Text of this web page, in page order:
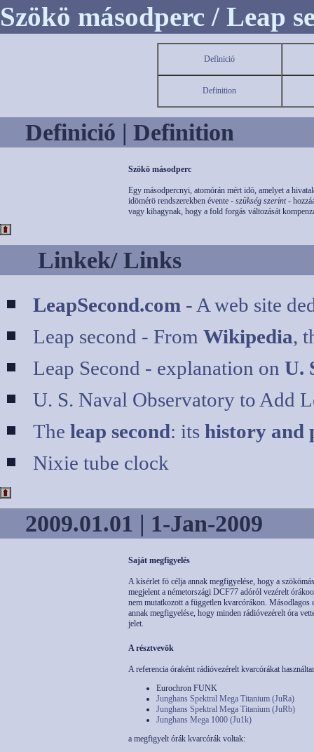
Szökö másodperc / Leap
Definició
Definition
Definició | Definition
Szökö másodperc
Egy másodpercnyi, atomórán mért idö, amelyet a
idömérö rendszerekben évente - szükség szerint-
vagy kihagynak, hogy a fold forgás változását
Linkek/ Links
LeapSecond.com - A web site
Leap second - From Wikipedia,
Leap Second - explanation on U.
U. S. Naval Observatory to Add
The leap second: its history and
Nixie tube clock
2009.01.01 | 1-Jan-2009
Saját megfigyelés
A kísérlet fö célja annak megfigyelése, hogy a
megjelent a németországi DCF77 adóról vezérelt
nem mutatkozott a független kvarcórákon. Másodlagos
annak megfigyelése, hogy minden rádióvezérelt óra
jelet.
A résztvevök
A referencia óraként rádióvezérelt kvarcórákat
Eurochron FUNK
Junghans Spektral Mega Titanium (JuRa)
Junghans Spektral Mega Titanium (JuRb)
Junghans Mega 1000 (Ju1k)
a megfigyelt órák kvarcórák voltak: